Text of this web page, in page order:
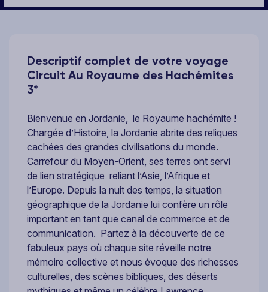
Descriptif complet de votre voyage
Circuit Au Royaume des Hachémites
3*
Bienvenue en Jordanie, le Royaume hachémite !
Chargée d’Histoire, la Jordanie abrite des reliques
cachées des grandes civilisations du monde.
Carrefour du Moyen-Orient, ses terres ont servi
de lien stratégique reliant l’Asie, l’Afrique et
l’Europe. Depuis la nuit des temps, la situation
géographique de la Jordanie lui confère un rôle
important en tant que canal de commerce et de
communication. Partez à la découverte de ce
fabuleux pays où chaque site réveille notre
mémoire collective et nous évoque des richesses
culturelles, des scènes bibliques, des déserts